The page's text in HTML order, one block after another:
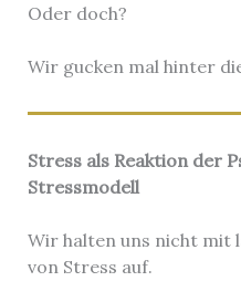
Oder doch?
Wir gucken mal hinter
Stress als Reaktion der
Stressmodell
Wir halten uns nicht mit
von Stress auf.